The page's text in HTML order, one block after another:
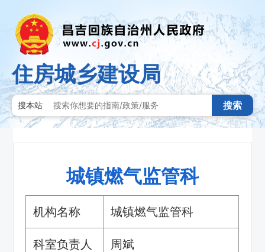
住房城乡建设局
搜本站 搜索
城镇燃气监管科
机构名称 城镇燃气监管科
科室负责人 周斌